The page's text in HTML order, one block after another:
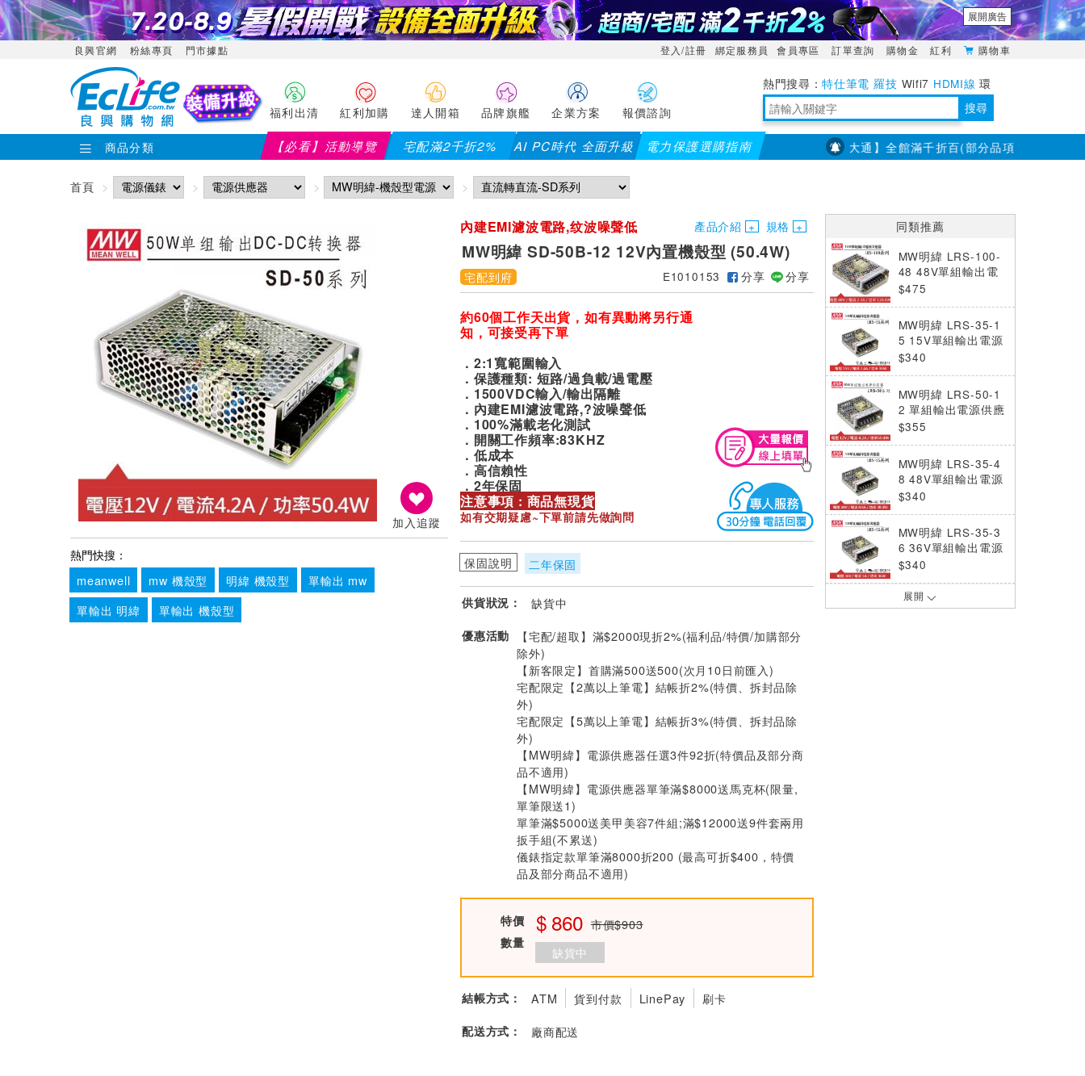
展開廣告
良興官網 粉絲專頁 門市據點 登入/註冊 綁定服務員 會員專區 訂單查詢 購物金 紅利 購物車
福利出清 紅利加購 達人開箱 品牌旗艦 企業方案 報價諮詢
特仕筆電 羅技 Wifi7 HDMI線 環
境量測 明緯POWER 搜尋
商品分類 【必看】活動導覽 宅配滿2千折2% AI PC時代 全面升級 電力保護選購指南 【PX大通】全館滿千折百(部分品項不適用，滿2千折
首頁
加入追蹤
熱門快搜：
meanwell
mw 機殼型 明緯 機殼型
單輸出 mw
單輸出 明緯
單輸出 機殼型
內建EMI濾波電路,纹波噪聲低 產品介紹 規格
MW明緯 SD-50B-12 12V內置機殼型 (50.4W)
宅配到府 E1010153 分享 分享
約60個工作天出貨，如有異動將另行通
知，可接受再下單
．2:1寬範圍輸入
．保護種類: 短路/過負載/過電壓
．1500VDC輸入/輸出隔離
．內建EMI濾波電路,?波噪聲低
．100%滿載老化測試
．開關工作頻率:83KHZ
．低成本
．高信賴性
．2年保固
注意事項 : 商品無現貨
如有交期疑慮~下單前請先做詢問
保固說明 二年保固
供貨狀況： 缺貨中
優惠活動
【宅配/超取】滿$2000現折2%(福利品/特價/加購部分
除外)
【新客限定】首購滿500送500(次月10日前匯入)
宅配限定【2萬以上筆電】結帳折2%(特價、拆封品除
外)
宅配限定【5萬以上筆電】結帳折3%(特價、拆封品除
外)
【MW明緯】電源供應器任選3件92折(特價品及部分商
品不適用)
【MW明緯】電源供應器單筆滿$8000送馬克杯(限量,
單筆限送1)
單筆滿$5000送美甲美容7件組;滿$12000送9件套兩用
扳手組(不累送)
儀錶指定款單筆滿8000折200 (最高可折$400，特價
品及部分商品不適用)
特價 860 市價$903
數量
缺貨中
結帳方式： ATM 貨到付款 LinePay 刷卡
配送方式： 廠商配送
同類推薦
MW明緯 LRS-100-
48 48V單組輸出電
源供應器(110W)
$475
MW明緯 LRS-35-1
5 15V單組輸出電源
供應器(36W)
$340
MW明緯 LRS-50-1
2 單組輸出電源供應
器(50.4W)
$355
MW明緯 LRS-35-4
8 48V單組輸出電源
供應器(35W)
$340
MW明緯 LRS-35-3
6 36V單組輸出電源
供應器(35W)
$340
MW明緯 LRS-50-4
展開